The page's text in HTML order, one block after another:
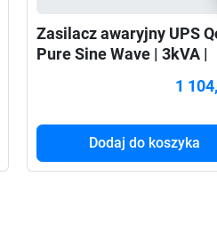
Zasilacz awaryjny UPS
Pure Sine Wave | 3kVA |
1
Dodaj do koszyka